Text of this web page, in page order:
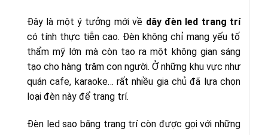
Đây là một ý tưởng mới về dây đèn led trang trí
có tính thực tiễn cao. Đèn không chỉ mang yếu tố
thẩm mỹ lớn mà còn tạo ra một không gian sáng
tạo cho hàng trăm con người. Ở những khu vực như
quán cafe, karaoke… rất nhiều gia chủ đã lựa chọn
loại đèn này để trang trí.
Đèn led sao băng trang trí còn được gọi với những